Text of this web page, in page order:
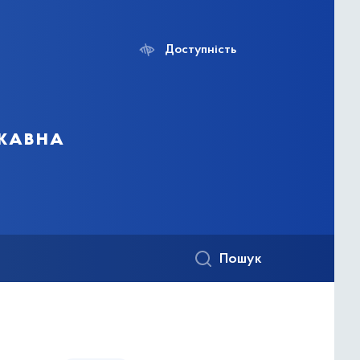
Доступність
Пошук